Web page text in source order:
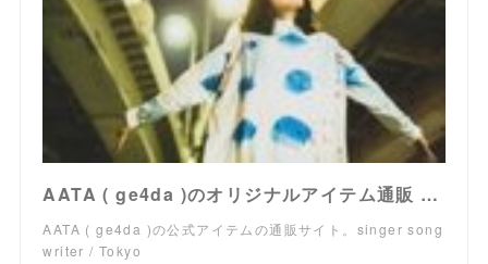
AATA ( ge4da )のオリジナルアイテム通販 ∞ SUZURI（スズリ）
AATA ( ge4da )の公式アイテムの通販サイト。singer song
writer / Tokyo